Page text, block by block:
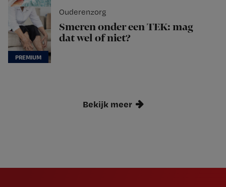
Ouderenzorg
Smeren onder een TEK: mag
dat wel of niet?
Bekijk meer